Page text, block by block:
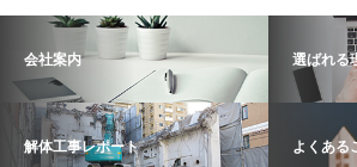
会社案内 選ばれる
解体工事レポート よくある